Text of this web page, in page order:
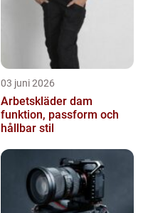
03 juni 2026
Arbetskläder dam
funktion, passform och
hållbar stil